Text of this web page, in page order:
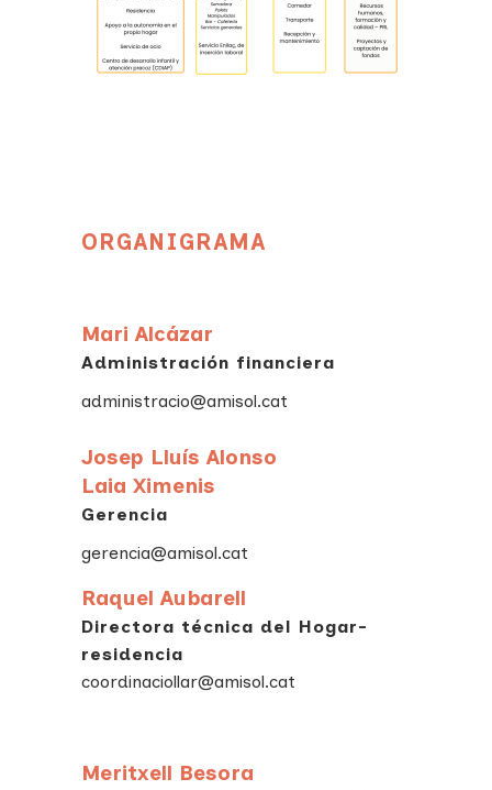
ORGANIGRAMA
Mari Alcázar
Administración financiera
administracio@amisol.cat
Josep Lluís Alonso
Laia Ximenis
Gerencia
gerencia@amisol.cat
Raquel Aubarell
Directora técnica del Hogar-
residencia
coordinaciollar@amisol.cat
Meritxell Besora